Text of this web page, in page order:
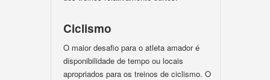
Ciclismo
O maior desafio para o atleta amador é
disponibilidade de tempo ou locais
apropriados para os treinos de ciclismo. O